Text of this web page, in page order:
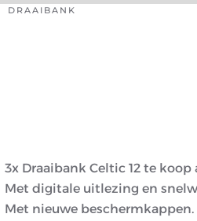
DRAAIBANK
3x Draaibank Celtic 12 te koop
Met digitale uitlezing en
Met nieuwe beschermkappen.